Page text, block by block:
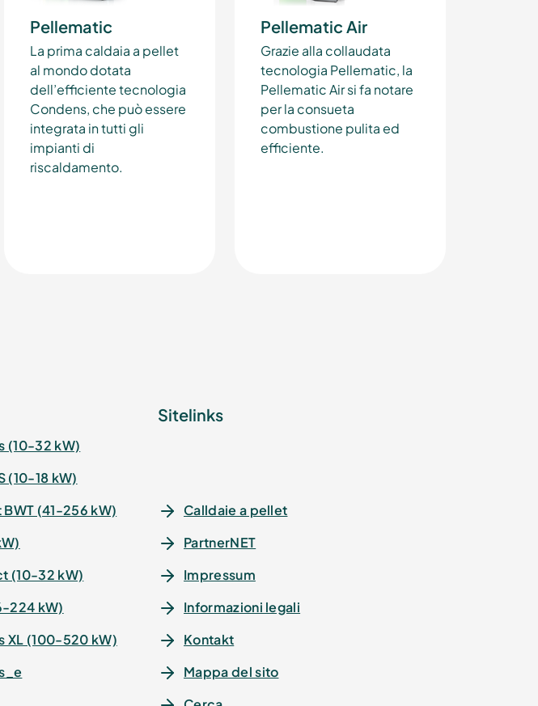
Pellematic
La prima caldaia a pellet
al mondo dotata
dell’efficiente tecnologia
Condens, che può essere
integrata in tutti gli
impianti di
riscaldamento.
Pellematic Air
Grazie alla collaudata
tecnologia Pellematic, la
Pellematic Air si fa notare
per la consueta
combustione pulita ed
efficiente.
(10-32 kW)
(10-18 kW)
(41-256 kW)
(10-32 kW)
224 kW)
XL (100-520 kW)
Sitelinks
Calldaie a pellet
PartnerNET
Impressum
Informazioni legali
Kontakt
Mappa del sito